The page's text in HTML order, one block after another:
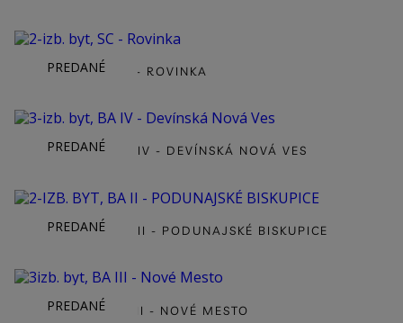
2-IZB. BYT, SC - ROVINKA
PREDANÉ
3-IZB. BYT, BA IV - DEVÍNSKÁ NOVÁ VES
PREDANÉ
2-IZB. BYT, BA II - PODUNAJSKÉ BISKUPICE
PREDANÉ
3IZB. BYT, BA III - NOVÉ MESTO
PREDANÉ